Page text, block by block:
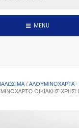
MENU
/ ΑΛΟΥΜΙΝΌΧΑΡΤΑ
ΟΙΚΙΑΚΉΣ ΧΡΉΣΗΣ